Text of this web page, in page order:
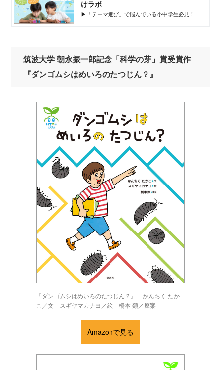
けラボ
▶︎「テーマ選び」で悩んでいる小中学生必見！
筑波大学 朝永振一郎記念「科学の芽」賞受賞作
『ダンゴムシはめいろのたつじん？』
『ダンゴムシはめいろのたつじん？』 かんちく たか
こ／文 スギヤマカナヨ／絵 橋本 類／原案
Amazonで見る